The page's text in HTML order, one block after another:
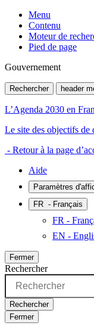
Menu
Contenu
Moteur de
Pied de page
Gouvernement
Rechercher header
L’Agenda 2030 en
Le site des objectifs
- Retour à la page
Aide
Paramètres
FR - Français
FR -
EN -
Fermer
Rechercher
Rechercher
Fermer